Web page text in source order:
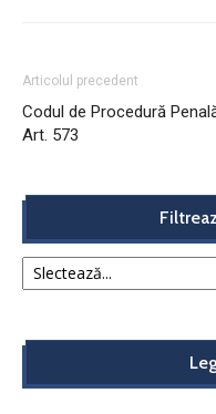
Articolul precedent
Codul de Procedură
Art. 573